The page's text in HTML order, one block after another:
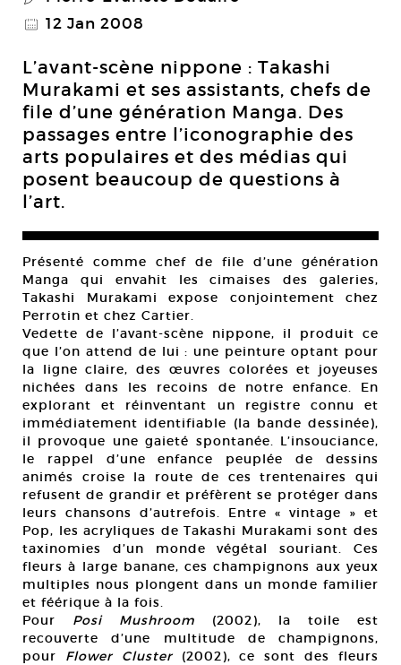
@ 12 Jan 2008
L’avant-scène nippone : Takashi
Murakami et ses assistants, chefs de
file d’une génération Manga. Des
passages entre l’iconographie des
arts populaires et des médias qui
posent beaucoup de questions à
l’art.
Présenté comme chef de file d’une génération
Manga qui envahit les cimaises des galeries,
Takashi Murakami expose conjointement chez
Perrotin et chez Cartier.
Vedette de l’avant-scène nippone, il produit ce
que l’on attend de lui : une peinture optant pour
la ligne claire, des œuvres colorées et joyeuses
nichées dans les recoins de notre enfance. En
explorant et réinventant un registre connu et
immédiatement identifiable (la bande dessinée),
il provoque une gaieté spontanée. L’insouciance,
le rappel d’une enfance peuplée de dessins
animés croise la route de ces trentenaires qui
refusent de grandir et préfèrent se protéger dans
leurs chansons d’autrefois. Entre « vintage » et
Pop, les acryliques de Takashi Murakami sont des
taxinomies d’un monde végétal souriant. Ces
fleurs à large banane, ces champignons aux yeux
multiples nous plongent dans un monde familier
et féérique à la fois.
Pour Posi Mushroom (2002), la toile est
recouverte d’une multitude de champignons,
pour Flower Cluster(2002), ce sont des fleurs